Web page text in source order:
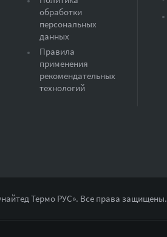
обработки
персональных
данных
Правила
применения
рекомендательных
технологий
Термо РУС». Все права защищены.